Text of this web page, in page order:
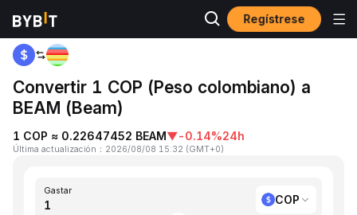
Regístrese
Inicio COP to BEAM
Convertir 1 COP (Peso colombiano) a
BEAM (Beam)
1 COP ≈ 0.22647452 BEAM▼-0.14%24h
Última actualización ： 2026/08/08 15:32 (GMT+0)
Gastar
COP